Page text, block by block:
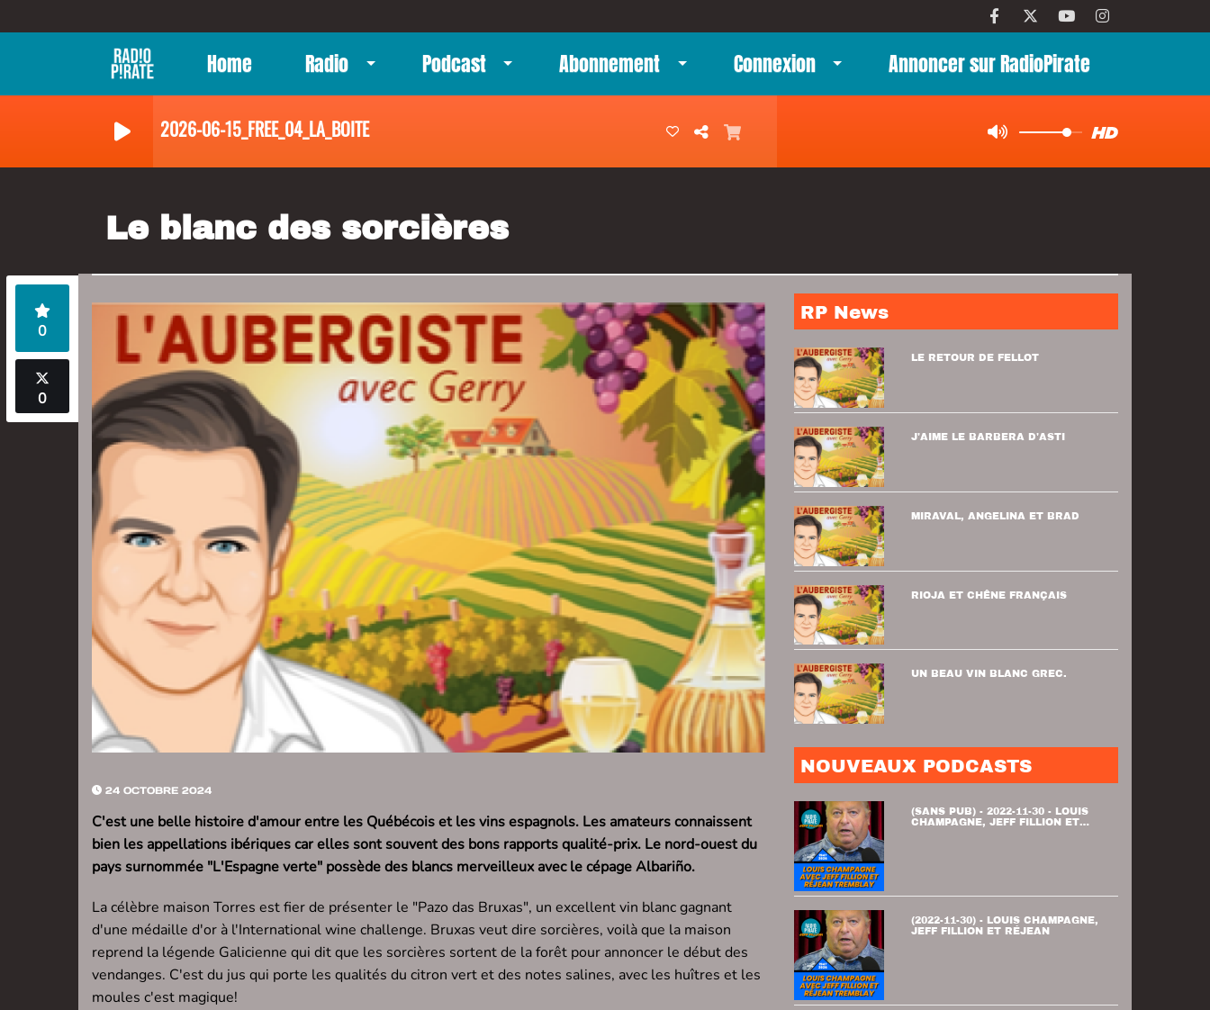
Home Radio Podcast Abonnement Connexion Annoncer sur RadioPirate
2026-06-15_FREE_04_LA_BOITE
Le blanc des sorcières
0
0
24 OCTOBRE 2024
C'est une belle histoire d'amour entre les Québécois et les vins espagnols. Les amateurs connaissent
bien les appellations ibériques car elles sont souvent des bons rapports qualité-prix. Le nord-ouest du
pays surnommée "L'Espagne verte" possède des blancs merveilleux avec le cépage Albariño.
La célèbre maison Torres est fier de présenter le "Pazo das Bruxas", un excellent vin blanc gagnant
d'une médaille d'or à l'International wine challenge. Bruxas veut dire sorcières, voilà que la maison
reprend la légende Galicienne qui dit que les sorcières sortent de la forêt pour annoncer le début des
vendanges. C'est du jus qui porte les qualités du citron vert et des notes salines, avec les huîtres et les
moules c'est magique!
RP News
LE RETOUR DE FELLOT
J'AIME LE BARBERA D'ASTI
MIRAVAL, ANGELINA ET BRAD
RIOJA ET CHÊNE FRANÇAIS
UN BEAU VIN BLANC GREC.
NOUVEAUX PODCASTS
(SANS PUB) - 2022-11-30 - LOUIS
CHAMPAGNE, JEFF FILLION ET
(2022-11-30) - LOUIS CHAMPAGNE,
JEFF FILLION ET RÉJEAN